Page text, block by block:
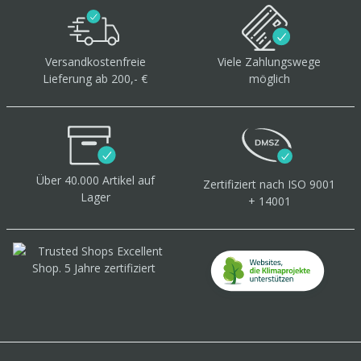
Versandkostenfreie
Lieferung ab 200,- €
Viele Zahlungswege
möglich
Über 40.000 Artikel auf
Lager
Zertifiziert nach ISO 9001
+ 14001